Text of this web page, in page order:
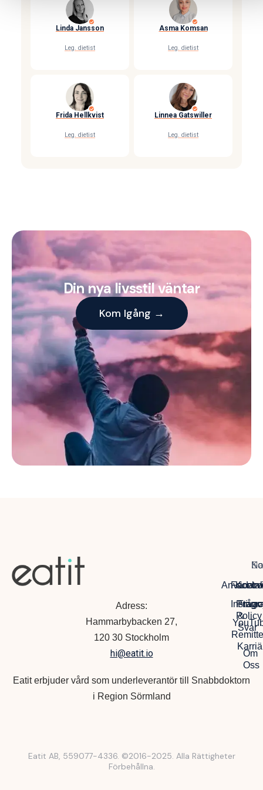
Linda Jansson
Leg. dietist
Asma Komsan
Leg. dietist
Frida Hellkvist
Leg. dietist
Linnea Gatswiller
Leg. dietist
Din nya livsstil väntar
Kom Igång →
Adress:
Hammarbybacken 27,
120 30 Stockholm
hi@eatit.io
Eatit erbjuder vård som underleverantör till Snabbdoktorn
i Region Sörmland
Policy
Om
Oss
&
Svar
Eatit AB, 559077-4336. ©2016-2025. Alla Rättigheter
Förbehållna.